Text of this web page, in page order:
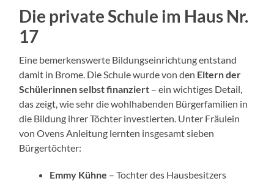
Die private Schule im Haus Nr.
17
Eine bemerkenswerte Bildungseinrichtung entstand
damit in Brome. Die Schule wurde von den Eltern der
Schülerinnen selbst finanziert – ein wichtiges Detail,
das zeigt, wie sehr die wohlhabenden Bürgerfamilien in
die Bildung ihrer Töchter investierten. Unter Fräulein
von Ovens Anleitung lernten insgesamt sieben
Bürgertöchter:
Emmy Kühne – Tochter des Hausbesitzers